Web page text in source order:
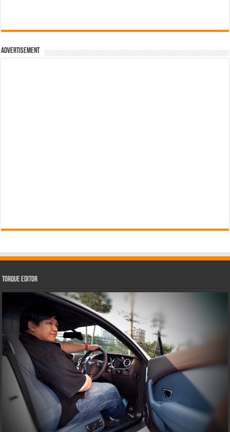
Advertisement
Torque Editor